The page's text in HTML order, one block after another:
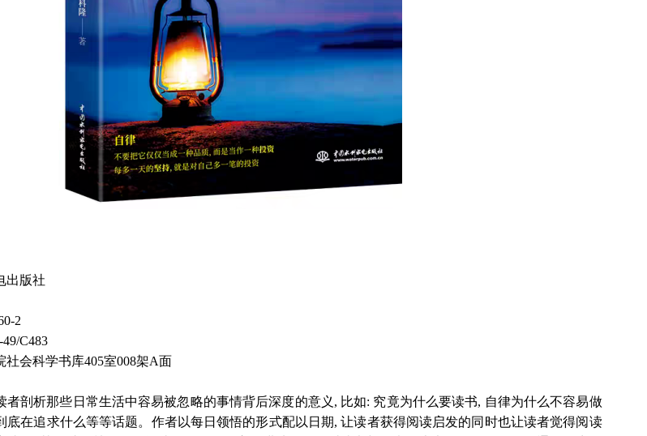
出版社
2
C483
社会科学书库405室008架A面
者剖析那些日常生活中容易被忽略的事情背后深度的意义, 比如: 究竟为什么要读书, 自律为什么不容易做
底在追求什么等等话题。作者以每日领悟的形式配以日期, 让读者获得阅读启发的同时也让读者觉得阅读